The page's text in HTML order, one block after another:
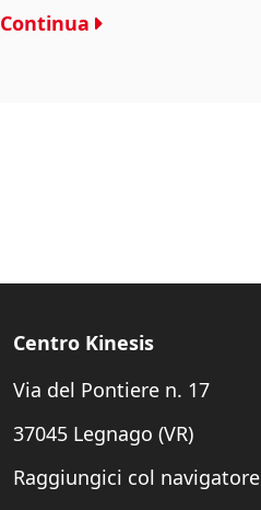
Continua
Centro Kinesis
Via del Pontiere n. 17
37045 Legnago (VR)
Raggiungici col navigatore